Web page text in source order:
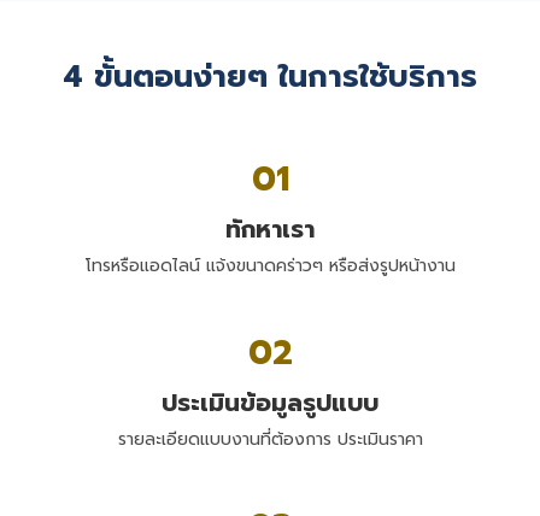
4 ขั้นตอนง่ายๆ ในการใช้บริการ
01
ทักหาเรา
โทรหรือแอดไลน์ แจ้งขนาดคร่าวๆ หรือส่งรูปหน้างาน
02
ประเมินข้อมูลรูปแบบ
รายละเอียดแบบงานที่ต้องการ ประเมินราคา